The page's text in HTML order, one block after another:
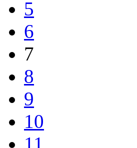
5
6
7
8
9
10
11